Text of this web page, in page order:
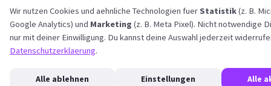
Wir nutzen Cookies und aehnliche Technologien fuerStatistik(z. B.
Google Analytics) und Marketing (z. B. Meta Pixel). Nicht notwendige
nur mit deiner Einwilligung. Du kannst deine Auswahl jederzeit
Datenschutzerklaerung.
Alle ablehnen Einstellungen Alle